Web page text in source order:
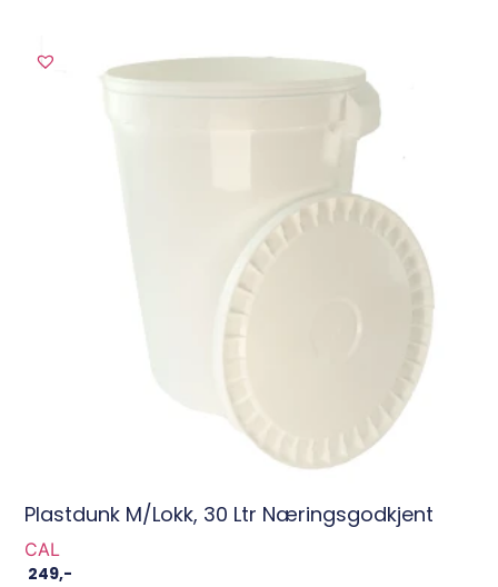
Plastdunk M/lokk, 30 Ltr Næringsgodkjent
CAL
249,-